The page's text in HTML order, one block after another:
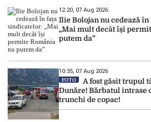
12:20, 07 Aug 2026
Ilie Bolojan nu cedează
„Mai mult decât își
putem da”
10:35, 07 Aug 2026
FOTO
A fost găsit trupul
Dunăre! Bărbatul intrase
trunchi de copac!